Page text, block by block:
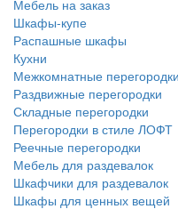
Мебель на заказ
Шкафы-купе
Распашные шкафы
Кухни
Межкомнатные перегородки
Раздвижные перегородки
Складные перегородки
Перегородки в стиле ЛОФТ
Реечные перегородки
Мебель для раздевалок
Шкафчики для раздевалок
Шкафы для ценных вещей